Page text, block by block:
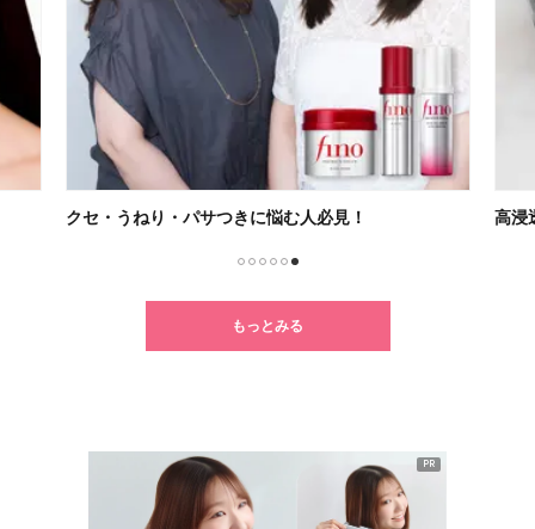
クセ・うねり・パサつきに悩む人必見！ 高浸
もっとみる
PR